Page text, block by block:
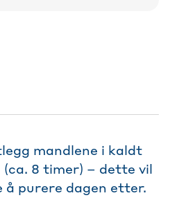
mandlene i kaldt
8 timer) – dette vil
å purere dagen etter.